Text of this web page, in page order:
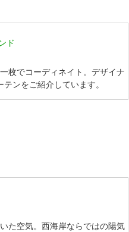
ド
枚でコーディネイト。デザイナ
ンをご紹介しています。
た空気。西海岸ならではの陽気